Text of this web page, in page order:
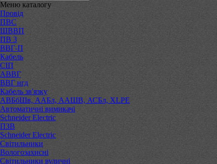
Меню каталогу
Провід
ПВС
ШВВП
ПВ 3
ВВГ-П
Кабель
СІП
АВВГ
ВВГ нгд
Кабель зв'язку
АВБбШв, ААБл, ААШВ, АСБл, XLPE
Автоматичні вимикачі
Schneider Electric
ПЗВ
Schneider Electric
Світильники
Вологозахисні
Світильники вуличні